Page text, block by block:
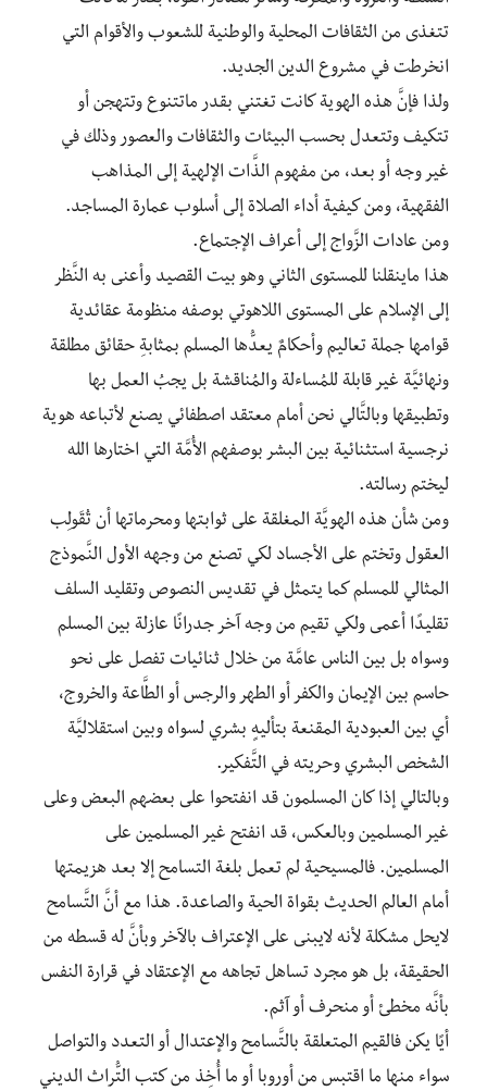
تتغذى من الثقافات المحلية والوطنية للشعوب والأقوام التي
انخرطت في مشروع الدين الجديد.
ولذا فإنَّ هذه الهوية كانت تغتني بقدر ماتتنوع وتتهجن أو
تتكيف وتتعدل بحسب البيئات والثقافات والعصور وذلك في
غير وجه أو بعد، من مفهوم الذَّات الإلهية إلى المذاهب
الفقهية، ومن كيفية أداء الصلاة إلى أسلوب عمارة المساجد.
ومن عادات الزَّواج إلى أعراف الإجتماع.
هذا ماينقلنا للمستوى الثاني وهو بيت القصيد وأعنى به النَّظر
إلى الإسلام على المستوى اللاهوتي بوصفه منظومة عقائدية
قوامها جملة تعاليم وأحكامٌ يعدُّها المسلم بمثابةِ حقائق مطلقة
ونهائيَّة غير قابلة للمُساءلة والمُناقشة بل يجبُ العمل بها
وتطبيقها وبالتَّالي نحن أمام معتقد اصطفائي يصنع لأتباعه هوية
نرجسية استثنائية بين البشر بوصفهم الأُمَّة التي اختارها الله
ليختم رسالته.
ومن شأن هذه الهويَّة المغلقة على ثوابتها ومحرماتها أن تُقَولِب
العقول وتختم على الأجساد لكي تصنع من وجهه الأول النَّموذج
المثالي للمسلم كما يتمثل في تقديس النصوص وتقليد السلف
تقليدًا أعمى ولكي تقيم من وجه آخر جدرانًا عازلة بين المسلم
وسواه بل بين الناس عامَّة من خلال ثنائيات تفصل على نحو
حاسم بين الإيمان والكفر أو الطهر والرجس أو الطَّاعة والخروج،
أي بين العبودية المقنعة بتأليهٍ بشري لسواه وبين استقلاليَّة
الشخص البشري وحريته في التَّفكير.
وبالتالي إذا كان المسلمون قد انفتحوا على بعضهم البعض وعلى
غير المسلمين وبالعكس، قد انفتح غير المسلمين على
المسلمين. فالمسيحية لم تعمل بلغة التسامح إلا بعد هزيمتها
أمام العالم الحديث بقواة الحية والصاعدة. هذا مع أنَّ التَّسامح
لايحل مشكلة لأنه لايبنى على الإعتراف بالآخر وبأنَّ له قسطه من
الحقيقة، بل هو مجرد تساهل تجاهه مع الإعتقاد في قرارة النفس
بأنَّه مخطئ أو منحرف أو آثم.
أيًا يكن فالقيم المتعلقة بالتَّسامح والإعتدال أو التعدد والتواصل
سواء منها ما اقتبس من أوروبا أو ما أُخِذ من كتب التُّراث الديني